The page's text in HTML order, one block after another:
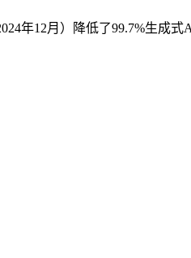
年12月）降低了99.7%生成式